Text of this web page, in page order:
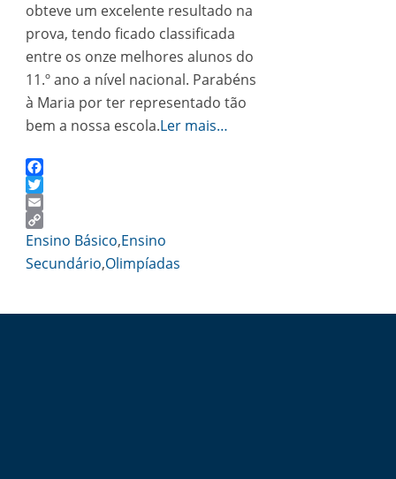
obteve um excelente resultado na
prova, tendo ficado classificada
entre os onze melhores alunos do
11.º ano a nível nacional. Parabéns
à Maria por ter representado tão
bem a nossa escola.Ler mais…
Facebook
Twitter
Email
Copy
Link
Ensino Básico,Ensino
Secundário,Olimpíadas